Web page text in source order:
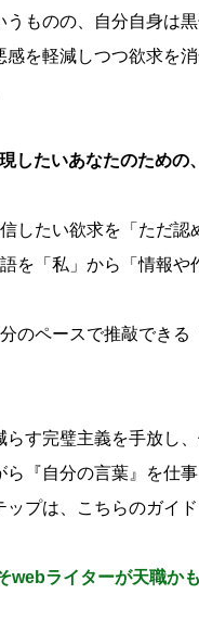
うものの、自分自身は
感を軽減しつつ欲求を
したいあなたのための
したい欲求を「ただ認
を「私」から「情報や
のペースで推敲できる
らす完璧主義を手放し
ら『自分の言葉』を仕
ップは、こちらのガイ
webライターが天職か